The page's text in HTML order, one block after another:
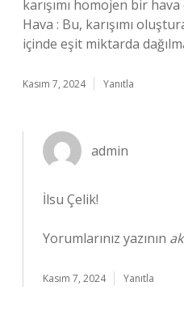
karışımı homojen bir
Hava : Bu, karışımı
içinde eşit miktarda
Kasım 7, 2024 Yanıtla
admin
İlsu Çelik!
Yorumlarınız yazının
Kasım 7, 2024 Yanıtla